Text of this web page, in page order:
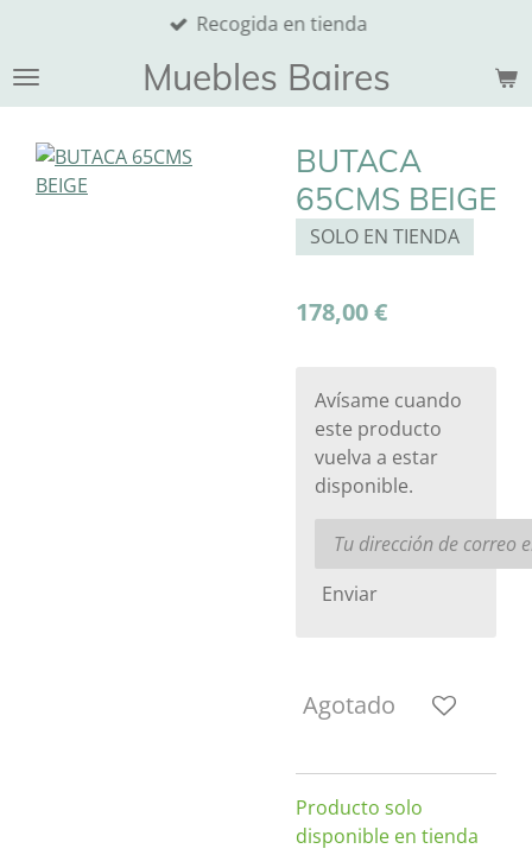
contenido
principal
Muebles Baires
Recogida en tienda
BUTACA
65CMS BEIGE
SOLO EN TIENDA
178,00 €
Avísame cuando
este producto
vuelva a estar
disponible.
Enviar
Agotado
Producto solo
disponible en tienda